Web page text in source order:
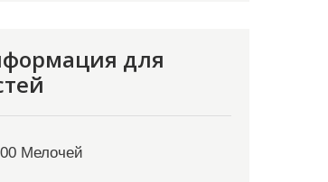
для
Мелочей